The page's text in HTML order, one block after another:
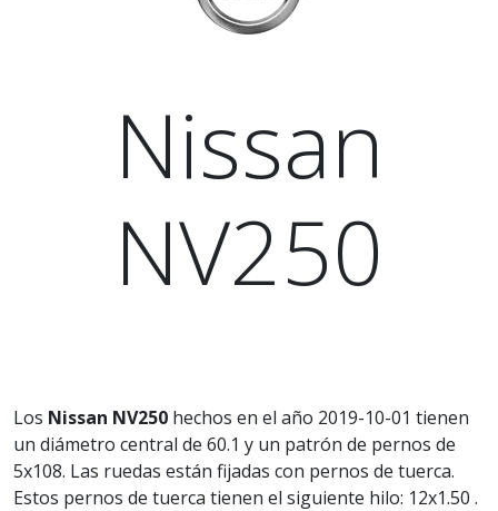
Nissan
NV250
Los Nissan NV250 hechos en el año 2019-10-01 tienen
un diámetro central de 60.1 y un patrón de pernos de
5x108. Las ruedas están fijadas con pernos de tuerca.
Estos pernos de tuerca tienen el siguiente hilo: 12x1.50 .